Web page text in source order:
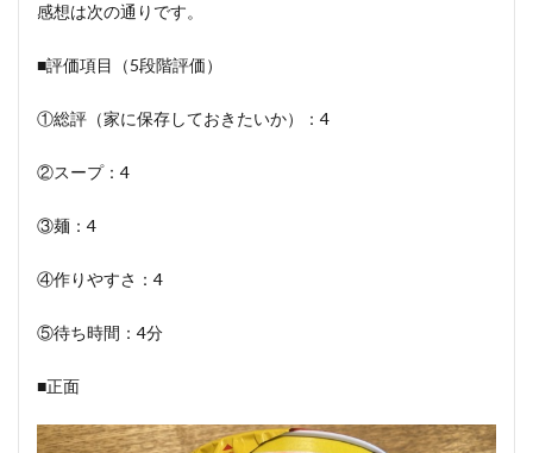
感想は次の通りです。
■評価項目（5段階評価）
①総評（家に保存しておきたいか）：4
②スープ：4
③麺：4
④作りやすさ：4
⑤待ち時間：4分
■正面